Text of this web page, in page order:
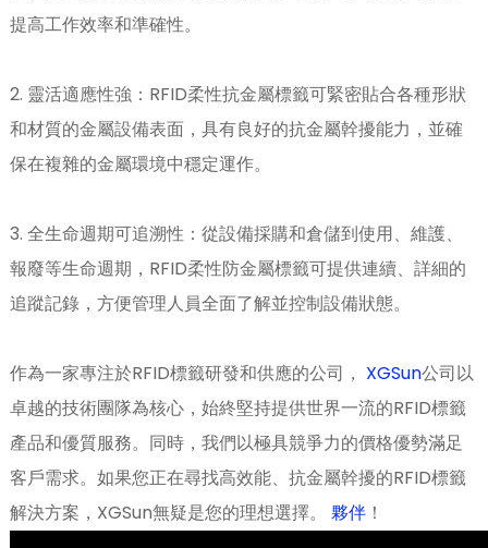
提高工作效率和準確性。
2. 靈活適應性強：RFID柔性抗金屬標籤可緊密貼合各種形狀
和材質的金屬設備表面，具有良好的抗金屬幹擾能力，並確
保在複雜的金屬環境中穩定運作。
3. 全生命週期可追溯性：從設備採購和倉儲到使用、維護、
報廢等生命週期，RFID柔性防金屬標籤可提供連續、詳細的
追蹤記錄，方便管理人員全面了解並控制設備狀態。
作為一家專注於RFID標籤研發和供應的公司， XGSun公司以
卓越的技術團隊為核心，始終堅持提供世界一流的RFID標籤
產品和優質服務。同時，我們以極具競爭力的價格優勢滿足
客戶需求。如果您正在尋找高效能、抗金屬幹擾的RFID標籤
解決方案，XGSun無疑是您的理想選擇。 夥伴！